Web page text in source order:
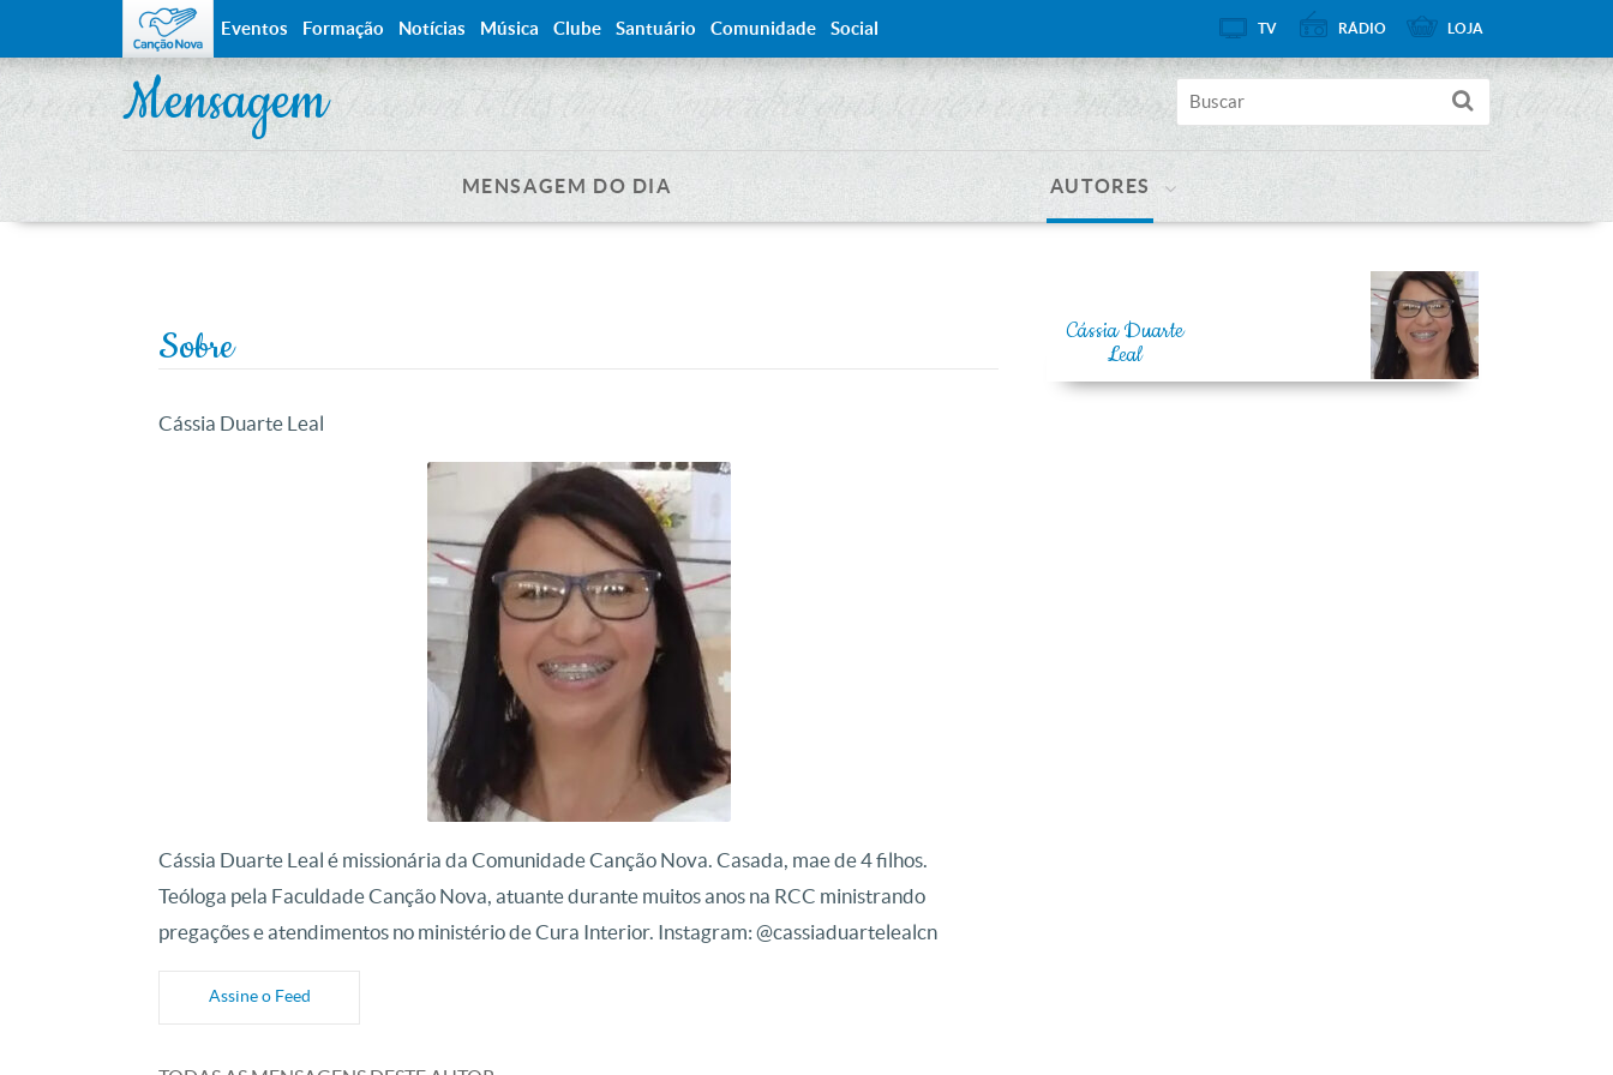
Mensagem
MENSAGEM DO DIA AUTORES
Cássia Duarte
Leal
Sobre
Cássia Duarte Leal
Cássia Duarte Leal é missionária da Comunidade Canção Nova. Casada, mae de 4 filhos.
Teóloga pela Faculdade Canção Nova, atuante durante muitos anos na RCC ministrando
pregações e atendimentos no ministério de Cura Interior. Instagram: @cassiaduartelealcn
Assine o Feed
Eventos Formação Notícias Música Clube Santuário Comunidade Social TV RÁDIO LOJA